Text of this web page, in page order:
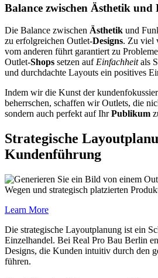
Balance zwischen Ästhetik
Die Balance zwischen Ästhetik und
zu erfolgreichen Outlet-Designs. Zu viel
vom anderen führt garantiert zu
Outlet-Shops setzen auf Einfachheitals
und durchdachte Layouts ein positives
Indem wir die Kunst der
beherrschen, schaffen wir Outlets, die
sondern auch perfekt auf IhrPublikum
Strategische
Kundenführung
Learn More
Die strategische Layoutplanung ist ein
Einzelhandel. Bei Real Pro Bau Berlin
Designs, die Kunden intuitiv durch den
führen.